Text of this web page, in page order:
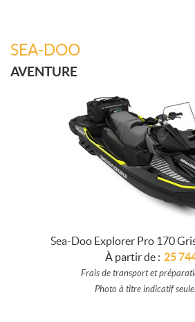
SEA-DOO
AVENTURE
Sea-Doo Explorer Pro 170
À partir de : 25
Frais de transport et
Photo à titre indicatif